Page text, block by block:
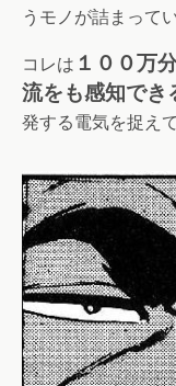
うモノが詰まってい
コレは １００万
流をも感知でき
発する電気を捉え